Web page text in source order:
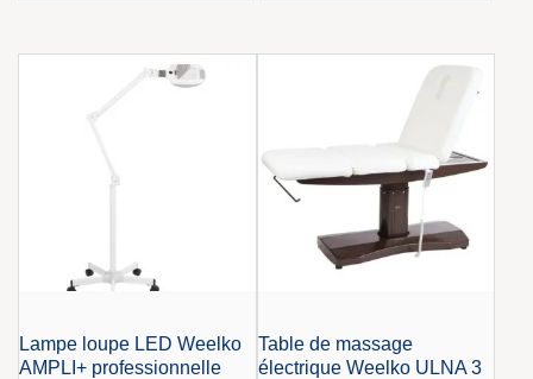
Lampe loupe LED Weelko
AMPLI+ professionnelle
Table de massage
électrique Weelko ULNA 3